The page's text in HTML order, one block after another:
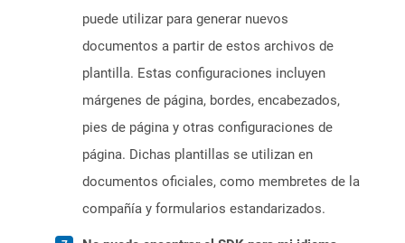
puede utilizar para generar nuevos
documentos a partir de estos archivos de
plantilla. Estas configuraciones incluyen
márgenes de página, bordes, encabezados,
pies de página y otras configuraciones de
página. Dichas plantillas se utilizan en
documentos oficiales, como membretes de la
compañía y formularios estandarizados.